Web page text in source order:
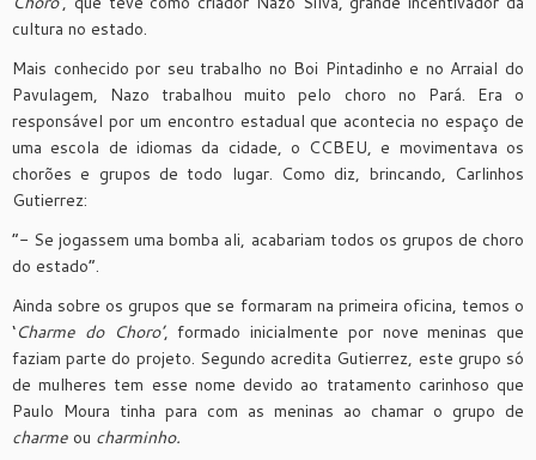
cultura no estado.
Mais conhecido por seu trabalho no Boi Pintadinho e no Arraial do
Pavulagem, Nazo trabalhou muito pelo choro no Pará. Era o
responsável por um encontro estadual que acontecia no espaço de
uma escola de idiomas da cidade, o CCBEU, e movimentava os
chorões e grupos de todo lugar. Como diz, brincando, Carlinhos
Gutierrez:
“- Se jogassem uma bomba ali, acabariam todos os grupos de choro
do estado”.
Ainda sobre os grupos que se formaram na primeira oficina, temos o
‘Charme do Choro’, formado inicialmente por nove meninas que
faziam parte do projeto. Segundo acredita Gutierrez, este grupo só
de mulheres tem esse nome devido ao tratamento carinhoso que
Paulo Moura tinha para com as meninas ao chamar o grupo de
charme ou charminho.